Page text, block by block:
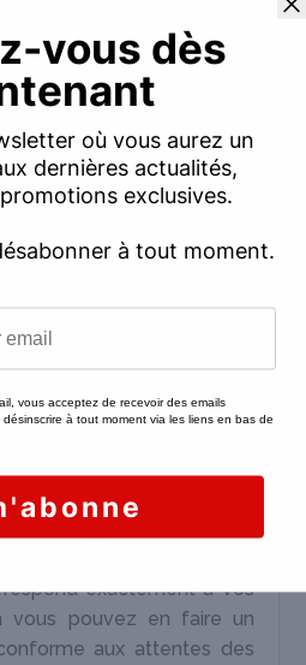
entre le coût estimé et le
est compensée
d’avantages:
avec travaux revient moins
sont moins coûteux
anciens « prêts à
réduit de fait lesfrais de
en fonction d’un
du sur-mesure, tout
exactement à vos
vous pouvez en faire un
aux attentes des